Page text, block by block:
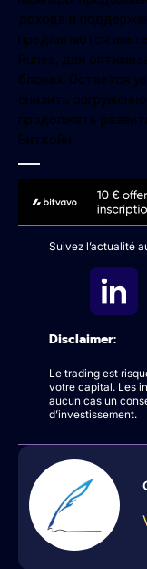
дохода и
предлагаются
Runes, для
блоках. Остается
снизить
продолжать
Биткойн
Suivez l’actualité
Disclaimer:
Le trading est
votre capital. Les
aucun cas un
d’investissement.